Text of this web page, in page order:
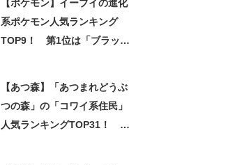
【ポケモン】イーブイの進化
系ポケモン人気ランキング
TOP9！ 第1位は「ブラッキ
【あつ森】「あつまれどうぶ
つの森」の「コワイ系住民」
人気ランキングTOP31！ 1